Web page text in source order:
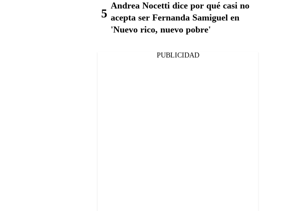
Andrea Nocetti dice por qué casi no
acepta ser Fernanda Samiguel en
'Nuevo rico, nuevo pobre'
PUBLICIDAD